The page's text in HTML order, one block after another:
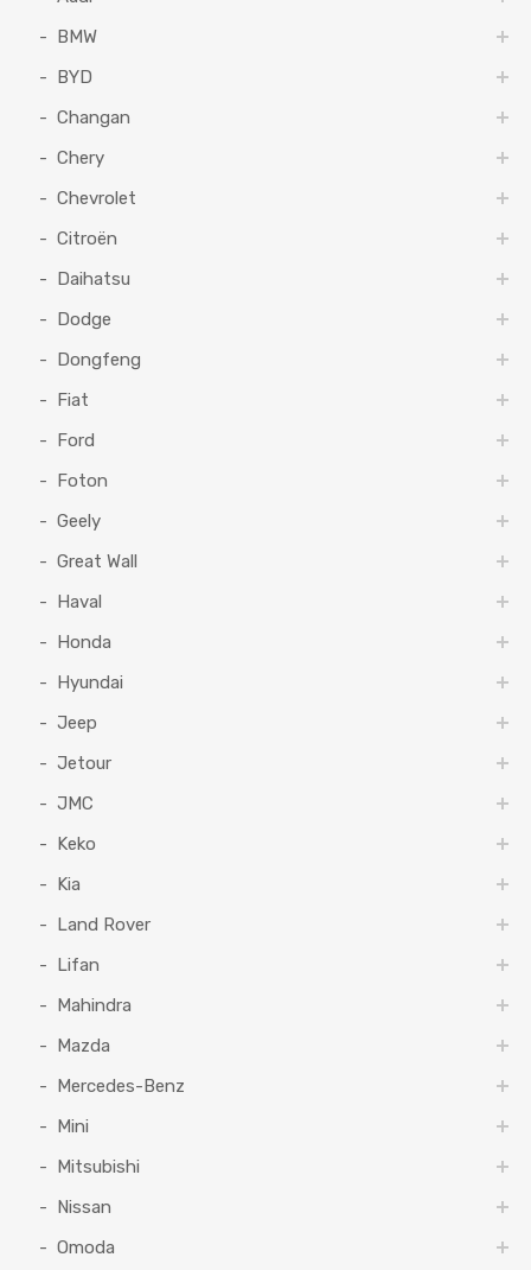
BMW
BYD
Changan
Chery
Chevrolet
Citroën
Daihatsu
Dodge
Dongfeng
Fiat
Ford
Foton
Geely
Great Wall
Haval
Honda
Hyundai
Jeep
Jetour
JMC
Keko
Kia
Land Rover
Lifan
Mahindra
Mazda
Mercedes-Benz
Mini
Mitsubishi
Nissan
Omoda